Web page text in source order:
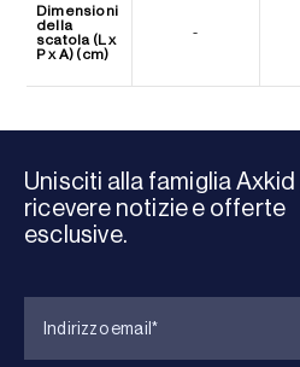
Dimensioni
della
scatola (L x
P x A) (cm)
-
Unisciti alla famiglia Axkid
ricevere notizie e offerte
esclusive.